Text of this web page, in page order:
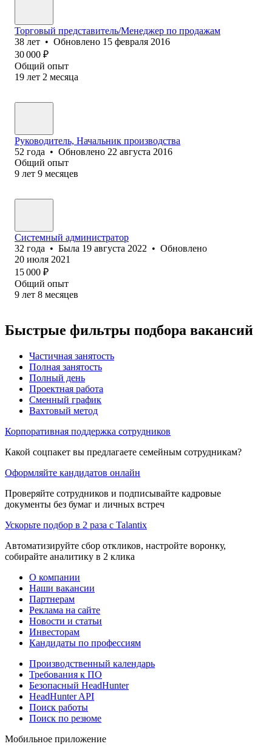
Торговый представитель/Менеджер по продажам
38 лет • Обновлено 15 февраля 2016
30 000 ₽
Общий опыт
19 лет 2 месяца
Руководитель, Начальник производства
52 года • Обновлено 22 августа 2016
Общий опыт
9 лет 9 месяцев
Системный администратор
32 года • Была 19 августа 2022 • Обновлено
20 июля 2021
15 000 ₽
Общий опыт
9 лет 8 месяцев
Быстрые фильтры подбора вакансий
Частичная занятость
Полная занятость
Полный день
Проектная работа
Сменный график
Вахтовый метод
Корпоративная поддержка сотрудников
Какой соцпакет вы предлагаете семейным сотрудникам?
Оформляйте кандидатов онлайн
Проверяйте сотрудников и подписывайте кадровые
документы без бумаг и личных встреч
Ускорьте подбор в 2 раза с Talantix
Автоматизируйте сбор откликов, настройте воронку,
собирайте аналитику в 2 клика
О компании
Наши вакансии
Партнерам
Реклама на сайте
Новости и статьи
Инвесторам
Кандидаты по профессиям
Производственный календарь
Требования к ПО
Безопасный HeadHunter
HeadHunter API
Поиск работы
Поиск по резюме
Мобильное приложение